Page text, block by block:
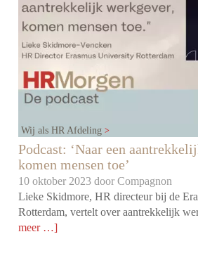
Wij als HR Afdeling
Podcast: ‘Naar een
komen mensen toe’
10 oktober 2023 doorCompagnon
Lieke Skidmore, HR directeur bij de
Rotterdam, vertelt over aantrekkelijk
meer …]